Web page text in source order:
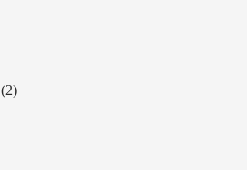
(2)